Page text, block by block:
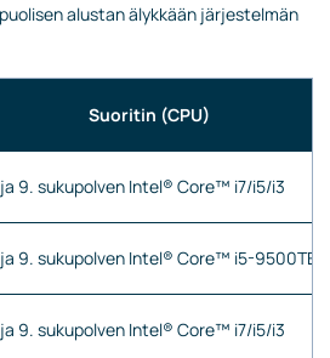
alustan älykkään järjestelmän
Suoritin (CPU)
9. sukupolven Intel® Core™ i7/i5/i3
9. sukupolven Intel® Core™ i5-9500TE
9. sukupolven Intel® Core™ i7/i5/i3